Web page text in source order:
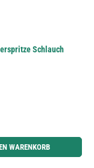
Schlauch
um die Anzahl zu
WARENKORB